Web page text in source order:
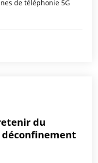
de téléphonie 5G
du